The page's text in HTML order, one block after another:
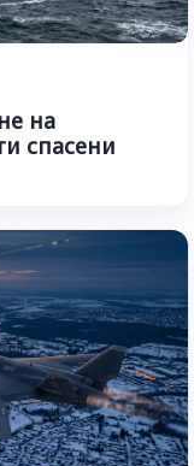
на
спасени